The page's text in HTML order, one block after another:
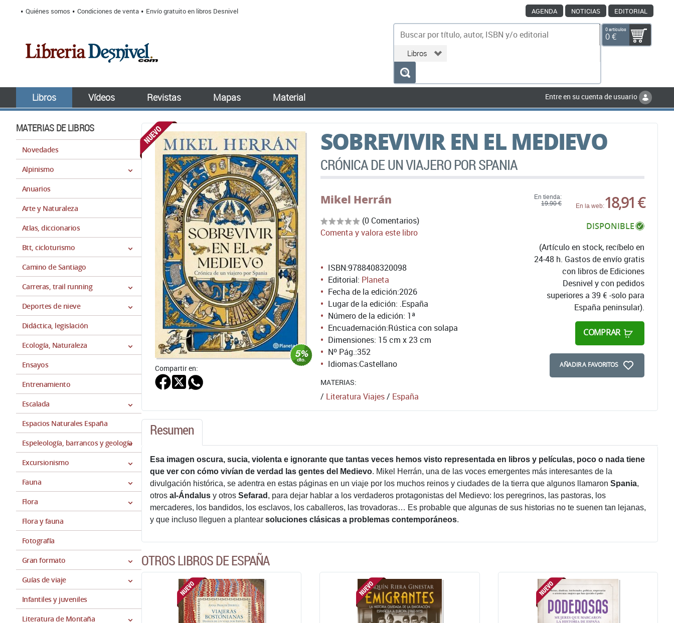
Quiénes somos Condiciones de venta Envío gratuito en libros Desnivel AGENDA NOTICIAS EDITORIAL
0 artículos
0 €
Libros Vídeos Revistas Mapas Material Entre en su cuenta de usuario
MATERIAS DE LIBROS
Novedades
Alpinismo
Anuarios
Arte y Naturaleza
Atlas, diccionarios
Btt, cicloturismo
Camino de Santiago
Carreras, trail running
Deportes de nieve
Didáctica, legislación
Ecología, Naturaleza
Ensayos
Entrenamiento
Escalada
Espacios Naturales España
Espeleología, barrancos y geología
Excursionismo
Fauna
Flora
Flora y fauna
Fotografía
Gran formato
Guías de viaje
Infantiles y juveniles
Literatura de Montaña
SOBREVIVIR EN EL MEDIEVO
CRÓNICA DE UN VIAJERO POR SPANIA
Compartir en:
Mikel Herrán
(0 Comentarios)
Comenta y valora este libro
En tienda:
19,90 €
En la web:18,91 €
DISPONIBLE
(Artículo en stock, recíbelo en
24-48 h. Gastos de envío gratis
con libros de Ediciones
Desnivel y con pedidos
superiores a 39 € -solo para
España peninsular).
COMPRAR
AÑADIR A FAVORITOS
ISBN:9788408320098
Editorial: Planeta
Fecha de la edición:2026
Lugar de la edición: .España
Número de la edición: 1ª
Encuadernación:Rústica con solapa
Dimensiones: 15 cm x 23 cm
Nº Pág.:352
Idiomas:Castellano
MATERIAS:
/ Literatura Viajes/ España
Resumen
Esa imagen oscura, sucia, violenta e ignorante que tantas veces hemos visto representada en libros y películas, poco o nada tiene
que ver con cómo vivían de verdad las gentes del Medievo. Mikel Herrán, una de las voces emergentes más interesantes de la
divulgación histórica, se adentra en estas páginas en un viaje por los muchos reinos y ciudades de la tierra que algunos llamaron Spania,
otros al-Ándalus y otros Sefarad , para dejar hablar a los verdaderos protagonistas del Medievo: los peregrinos, las pastoras, los
mercaderes, los bandidos, los esclavos, los caballeros, las trovadoras… Es probable que algunas de sus historias no te suenen tan lejanas,
y que incluso lleguen a plantear soluciones clásicas a problemas contemporáneos.
OTROS LIBROS DE ESPAÑA